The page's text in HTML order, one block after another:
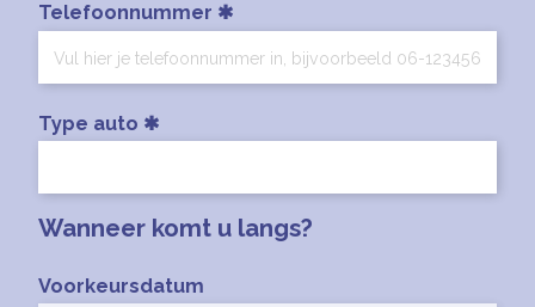
Telefoonnummer
Type auto
Wanneer komt u langs?
Voorkeursdatum